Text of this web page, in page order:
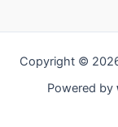
Copyright ©
Powered by